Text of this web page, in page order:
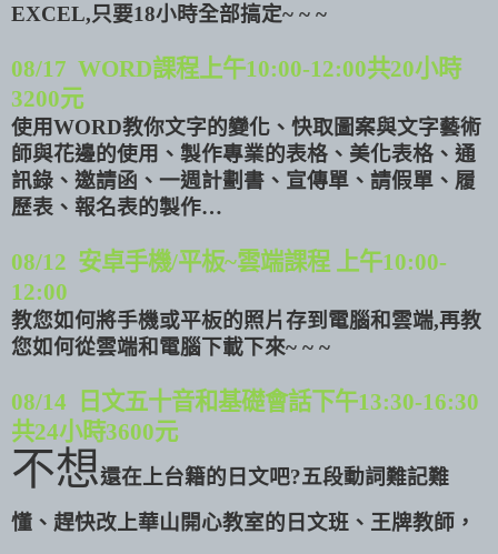
EXCEL,只要18小時全部搞定~ ~ ~
08/17 WORD課程上午10:00-12:00共20小時
3200元
使用WORD教你文字的變化、快取圖案與文字藝術
師與花邊的使用、製作專業的表格、 美化表格 、通
訊錄、邀請函、一週計劃書、宣傳單、請假單、履
歷表、 報名表的製作…
08/12 安卓手機/平板~雲端課程 上午10:00-
12:00
教您如何將手機或平板的照片存到電腦和雲端,再教
您如何從雲端和電腦下載下來~ ~ ~
08/14 日文五十音和基礎會話下午13:30-16:30
共24小時3600元
不想還在上台籍的日文吧?五段動詞難記難
懂、趕快改上華山開心教室的日文班、王牌教師，